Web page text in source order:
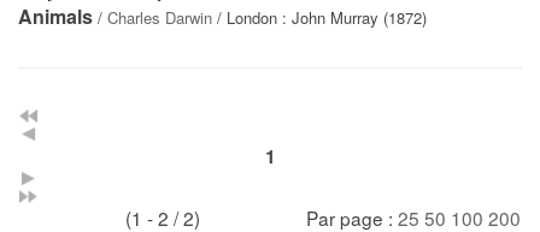
Animals / Charles Darwin / London : John Murray (1872)
1
(1 - 2 / 2) Par page : 25 50 100 200